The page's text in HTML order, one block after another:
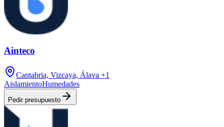
Ainteco
Cantabria, Vizcaya, Álava +1
AislamientoHumedades
Pedir presupuesto